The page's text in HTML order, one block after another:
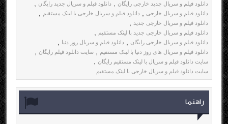
دانلود فیلم و سریال جدید خارجی رایگان , دانلود فیلم و سریال جدید رایگان ,
دانلود فیلم و سریال خارجی , دانلود فیلم و سریال خارجی با لینک مستقیم ,
دانلود فیلم و سریال خارجی جدید ,
دانلود فیلم و سریال خارجی جدید با لینک مستقیم ,
دانلود فیلم و سریال خارجی رایگان , دانلود فیلم و سریال روز دنیا ,
دانلود فیلم و سریال های روز دنیا با لینک مستقیم , سایت دانلود فیلم رایگان ,
سایت دانلود فیلم و سریال با لینک مستقیم رایگان ,
سایت دانلود فیلم و سریال خارجی با لینک مستقیم
راهنما